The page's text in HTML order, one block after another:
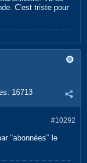
C'est triste pour
16713
#10292
"abonnées" le